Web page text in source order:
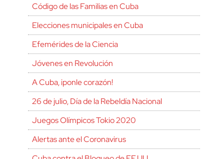
Código de las Familias en Cuba
Elecciones municipales en Cuba
Efemérides de la Ciencia
Jóvenes en Revolución
A Cuba, ¡ponle corazón!
26 de julio, Día de la Rebeldía Nacional
Juegos Olímpicos Tokio 2020
Alertas ante el Coronavirus